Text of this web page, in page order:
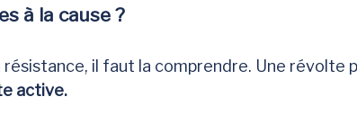
à la cause ?
résistance, il faut la comprendre. Une
active.